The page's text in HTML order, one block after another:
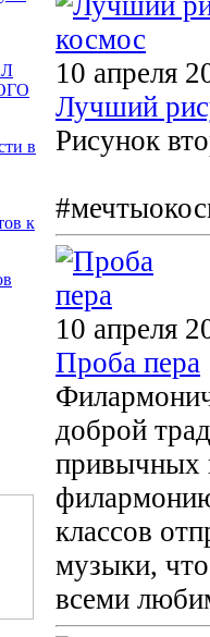
10 апреля
Лучший
Рисунок
10 апреля
Проба пера
доброй
привычных
классов
музыки,
всеми